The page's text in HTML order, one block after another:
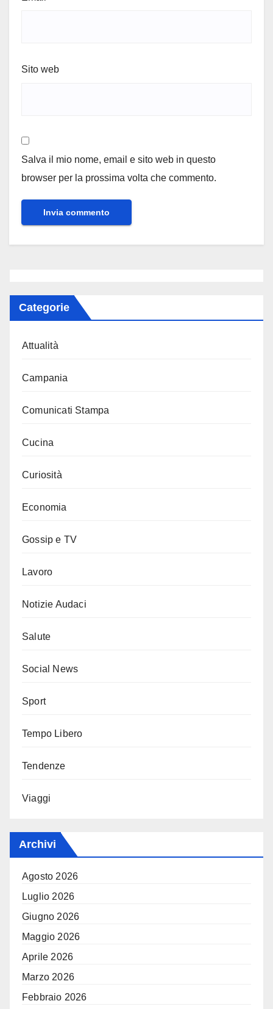
Sito web
Salva il mio nome, email e sito web in questo
browser per la prossima volta che commento.
Categorie
Attualità
Campania
Comunicati Stampa
Cucina
Curiosità
Economia
Gossip e TV
Lavoro
Notizie Audaci
Salute
Social News
Sport
Tempo Libero
Tendenze
Viaggi
Archivi
Agosto 2026
Luglio 2026
Giugno 2026
Maggio 2026
Aprile 2026
Marzo 2026
Febbraio 2026